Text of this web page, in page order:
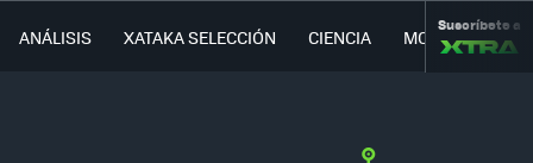
ANÁLISIS XATAKA SELECCIÓN CIENCIA MOVILIDAD
Suscríbete a